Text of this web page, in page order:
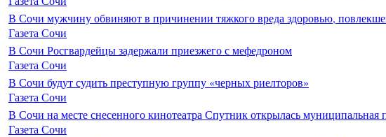
В Сочи мужчину обвиняют в причинении тяжкого вреда здоровью,
Газета Сочи
В Сочи Росгвардейцы задержали приезжего с мефедроном
Газета Сочи
В Сочи будут судить преступную группу «черных риелторов»
Газета Сочи
В Сочи на месте снесенного кинотеатра Спутник открылась муниципальная
Газета Сочи